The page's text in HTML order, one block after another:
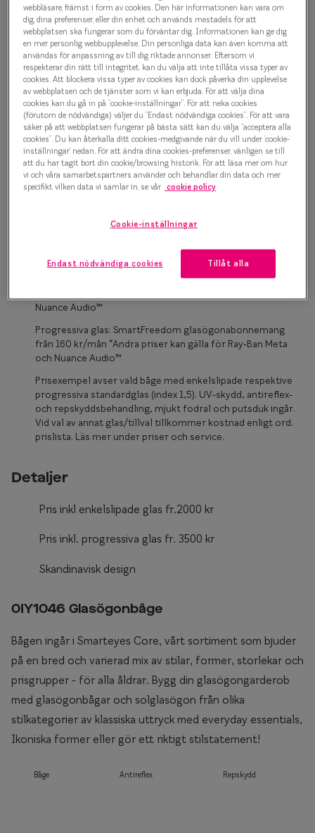
Olika
Taberg
Trender
1 500 kr
Grå
Bågstorlek
S
120-126 mm
Osäker på vilken storlek du har? Se vår Storleksguide
Boka synundersökning
Enkelslipade glas: SmartFreedom glasögonabonnemang
Nuance Audio™
Progressiva glas: SmartFreedom glasögonabonnemang
från 160 kr/mån *Andra priser kan gälla för Ray-Ban Meta
och Nuance Audio™
Prisexempel avser vald båge med enkelslipade respektive
progressiva standardglas (index 1,5). UV-skydd, antireflex-
och repskyddsbehandling, mjukt fodral och putsduk ingår.
Vid val av annat glas/tillval tillkommer kostnad enligt ord.
prislista. Läs mer under priser och service.
Detaljer
Pris inkl enkelslipade glas fr.2000 kr
Pris inkl. progressiva glas fr. 3500 kr
Skandinavisk design
0IY1046 Glasögonbåge
Bågen ingår i Smarteyes Core, vårt sortiment som bjuder
på en bred och varierad mix av stilar, former, storlekar och
prisgrupper - för alla åldrar. Bygg din glasögongarderob
med glasögonbågar och solglasögon från olika
stilkategorier av klassiska uttryck med everyday essentials,
Ikoniska former eller gör ett riktigt stilstatement!
Båge Antireflex Repskydd
webbläsare, främst i form av cookies. Den här informationen kan vara om
dig, dina preferenser, eller din enhet och används mestadels för att
webbplatsen ska fungerar som du förväntar dig. Informationen kan ge dig
en mer personlig webbupplevelse. Din personliga data kan även komma att
användas för anpassning av till dig riktade annonser. Eftersom vi
respekterar din rätt till integritet, kan du välja att inte tillåta vissa typer av
cookies. Att blockera vissa typer av cookies kan dock påverka din upplevelse
av webbplatsen och de tjänster som vi kan erbjuda. För att välja dina
cookies kan du gå in på ”cookie-inställningar”. För att neka cookies
(förutom de nödvändiga) väljer du ”Endast nödvändiga cookies”. För att vara
säker på att webbplatsen fungerar på bästa sätt kan du välja ”acceptera alla
cookies”. Du kan återkalla ditt cookies-medgivande när du vill under ’cookie-
inställningar’ nedan. För att ändra dina cookies-preferenser, vänligen se till
att du har tagit bort din cookie/browsing historik. För att läsa mer om hur
vi och våra samarbetspartners använder och behandlar din data och mer
specifikt vilken data vi samlar in, se vår cookie policy
Cookie-inställningar
Endast nödvändiga cookies Tillåt alla